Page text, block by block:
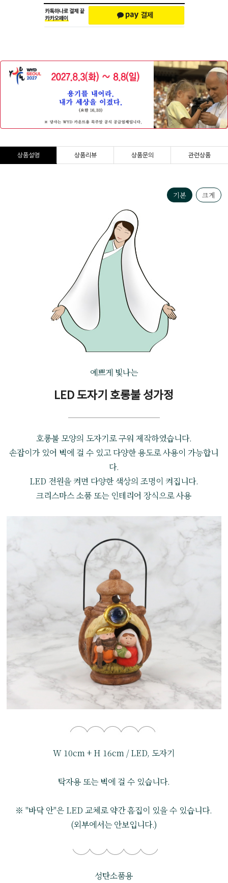
상품설명 상품리뷰 상품문의 관련상품
기본 크게
예쁘게 빛나는
LED 도자기 호롱불 성가정
호롱불 모양의 도자기로 구워 제작하였습니다.
손잡이가 있어 벽에 걸 수 있고 다양한 용도로 사용이 가능합니
다.
LED 전원을 켜면 다양한 색상의 조명이 켜집니다.
크리스마스 소품 또는 인테리어 장식으로 사용
W 10cm + H 16cm / LED, 도자기
탁자용 또는 벽에 걸 수 있습니다.
※ "바닥 안"은 LED 교체로 약간 흠집이 있을 수 있습니다.
(외부에서는 안보입니다.)
성탄소품용